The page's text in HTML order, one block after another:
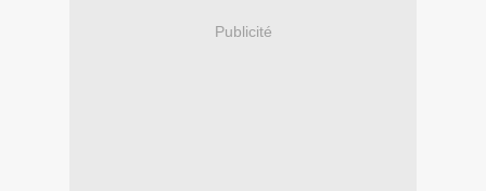
Publicité